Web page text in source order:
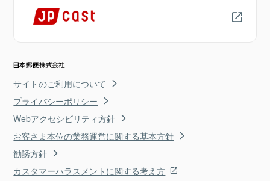
サイトのご利用について
プライバシーポリシー
Webアクセシビリティ方針
お客さま本位の業務運営に関する基本方針
勧誘方針
カスタマーハラスメントに関する考え方